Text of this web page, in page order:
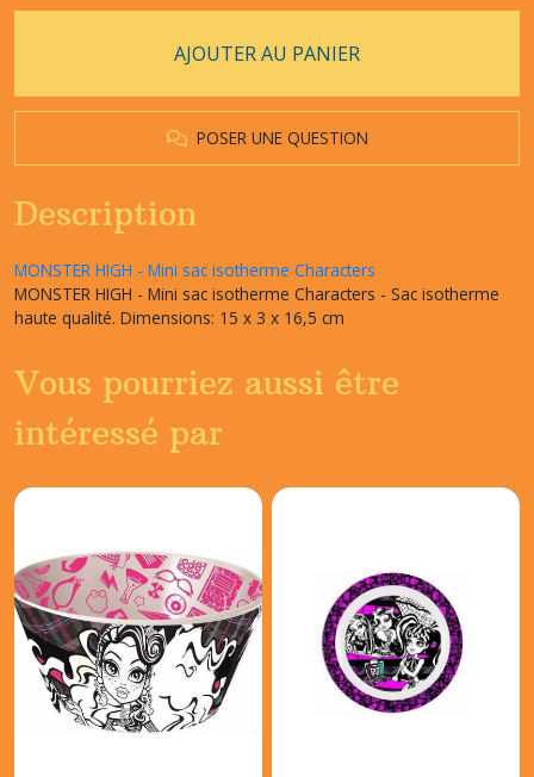
AJOUTER AU PANIER
POSER UNE QUESTION
Description
MONSTER HIGH - Mini sac isotherme Characters
MONSTER HIGH - Mini sac isotherme Characters - Sac isotherme
haute qualité. Dimensions: 15 x 3 x 16,5 cm
Vous pourriez aussi être
intéressé par